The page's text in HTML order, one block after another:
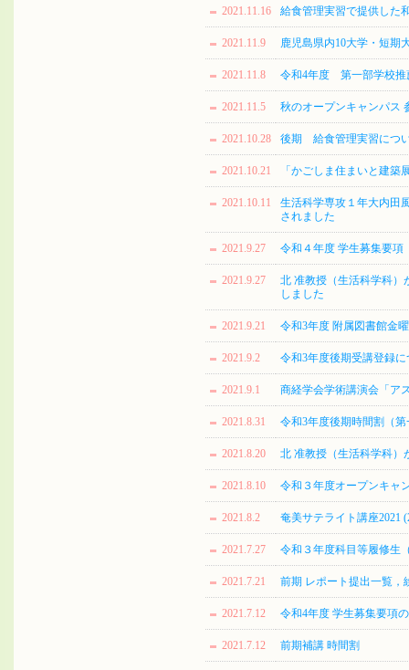
2021.11.16 給食管理実習で提供した
2021.11.9 鹿児島県内10大学・短期
2021.11.8 令和4年度 第一部学校推
2021.11.5 秋のオープンキャンパス
2021.10.28 後期 給食管理実習につ
2021.10.21 「かごしま住まいと建築
2021.10.11
生活科学専攻１年大内田
されました
2021.9.27 令和４年度 学生募集要項
2021.9.27
北 准教授（生活科学科）
しました
2021.9.21 令和3年度 附属図書館金
2021.9.2 令和3年度後期受講登録
2021.9.1 商経学会学術講演会「ア
2021.8.31 令和3年度後期時間割（
2021.8.20 北 准教授（生活科学科）
2021.8.10 令和３年度オープンキャ
2021.8.2 奄美サテライト講座2021
2021.7.27 令和３年度科目等履修生
2021.7.21 前期 レポート提出一覧，
2021.7.12 令和4年度 学生募集要項
2021.7.12 前期補講 時間割